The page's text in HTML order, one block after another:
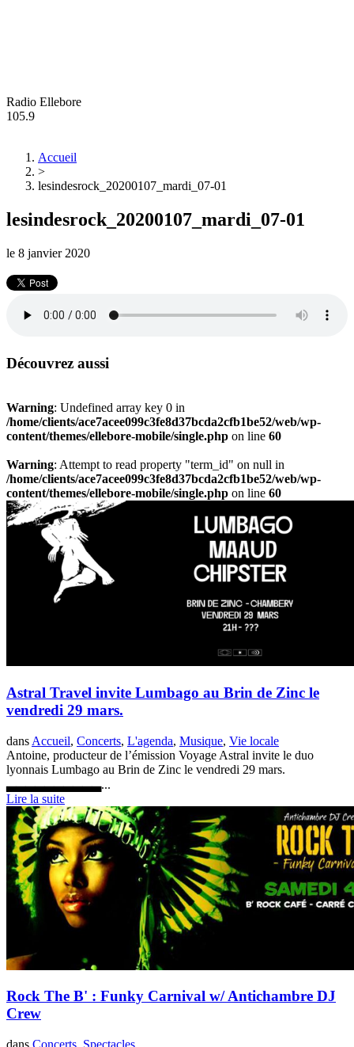
Radio Ellebore
105.9
Accueil
>
lesindesrock_20200107_mardi_07-01
lesindesrock_20200107_mardi_07-01
le 8 janvier 2020
Découvrez aussi
Warning: Undefined array key 0 in
/home/clients/ace7acee099c3fe8d37bcda2cfb1be52/web/wp-
content/themes/ellebore-mobile/single.php on line 60
Warning: Attempt to read property "term_id" on null in
/home/clients/ace7acee099c3fe8d37bcda2cfb1be52/web/wp-
content/themes/ellebore-mobile/single.php on line 60
Astral Travel invite Lumbago au Brin de Zinc le
vendredi 29 mars.
dans Accueil, Concerts, L'agenda, Musique, Vie locale
Antoine, producteur de l’émission Voyage Astral invite le duo
lyonnais Lumbago au Brin de Zinc le vendredi 29 mars.
▃▃▃▃▃▃▃▃▃▃...
Lire la suite
Rock The B' : Funky Carnival w/ Antichambre DJ
Crew